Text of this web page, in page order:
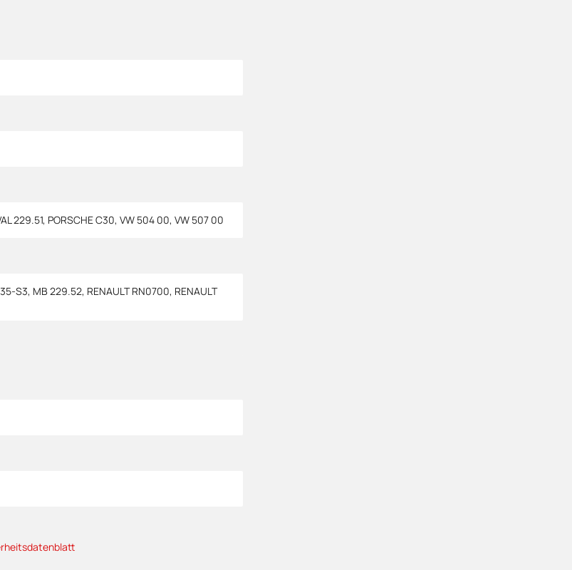
229.51, PORSCHE C30, VW 504 00, VW 507 00
S3, MB 229.52, RENAULT RN0700, RENAULT